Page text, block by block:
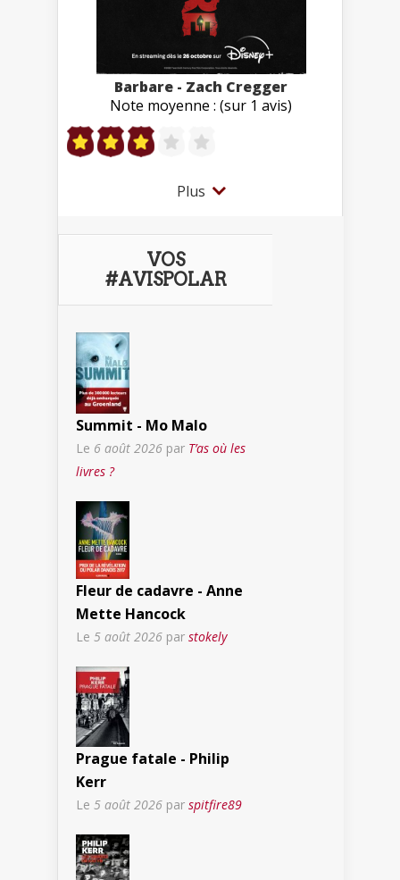
Barbare - Zach Cregger
Note moyenne : (sur 1 avis)
Plus
VOS
#AVISPOLAR
Summit - Mo Malo
Le 6 août 2026 par T’as où les
livres ?
Fleur de cadavre - Anne
Mette Hancock
Le 5 août 2026 par stokely
Prague fatale - Philip
Kerr
Le 5 août 2026 par spitfire89